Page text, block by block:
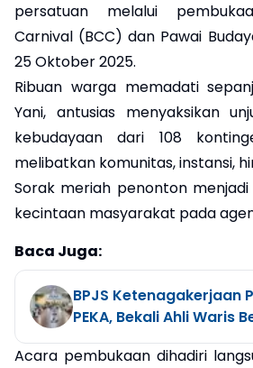
persatuan melalui
Carnival (BCC) dan Pawai
25 Oktober 2025.
Ribuan warga memadati
Yani, antusias menyaksikan
kebudayaan dari 108
melibatkan komunitas, instansi,
Sorak meriah penonton
kecintaan masyarakat pada
Baca Juga:
BPJS Ketenagakerjaan
PEKA, Bekali Ahli Waris
Acara pembukaan dihadiri